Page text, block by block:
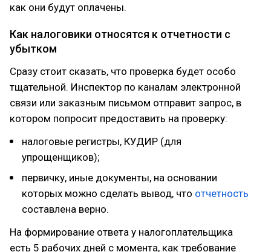
как они будут оплачены.
Как налоговики относятся к отчетности с
убытком
Сразу стоит сказать, что проверка будет особо
тщательной. Инспектор по каналам электронной
связи или заказным письмом отправит запрос, в
котором попросит предоставить на проверку:
налоговые регистры, КУДИР (для
упрощенщиков);
первичку, иные документы, на основании
которых можно сделать вывод, что отчетность
составлена верно.
На формирование ответа у налогоплательщика
есть 5 рабочих дней с момента, как требование